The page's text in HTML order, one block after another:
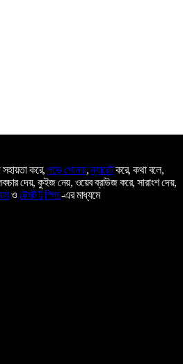
করে, পড়ে শোনায়,ন্যারেটকরে, কথা বলে,
দেয়, কুইজ নেয়, ওয়েব ব্রাউজ করে, সারাংশ দেয়,
ও টেক্সট টু স্পিচ-এর মাধ্যমে